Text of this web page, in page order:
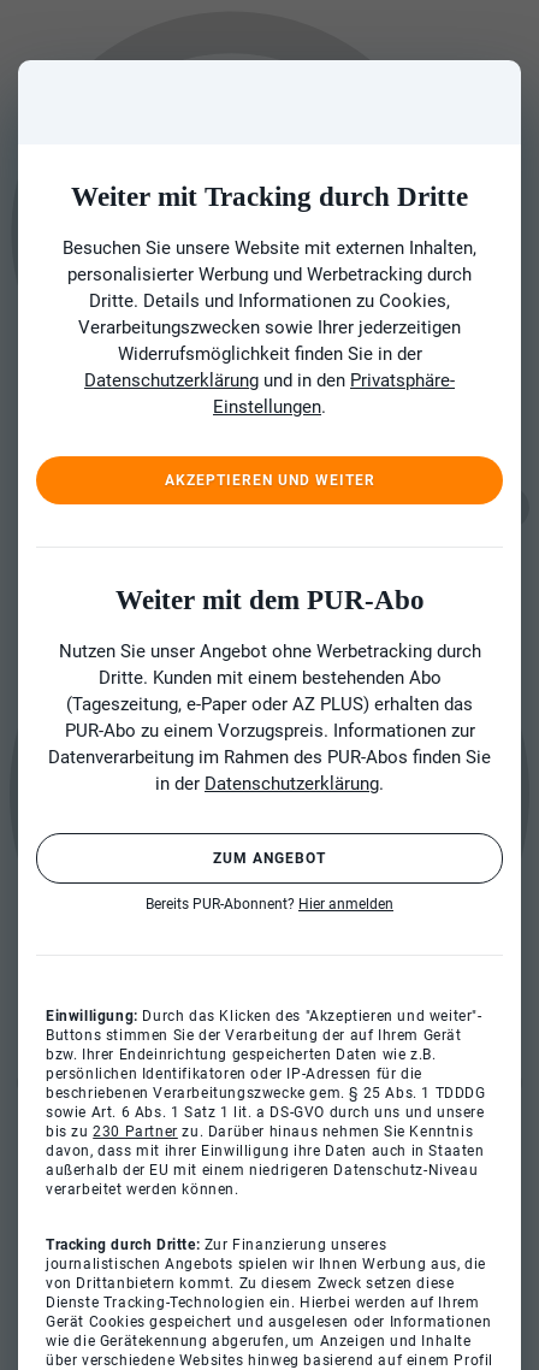
Weiter mit Tracking durch Dritte
Besuchen Sie unsere Website mit externen Inhalten,
personalisierter Werbung und Werbetracking durch
Dritte. Details und Informationen zu Cookies,
Verarbeitungszwecken sowie Ihrer jederzeitigen
Widerrufsmöglichkeit finden Sie in der
Datenschutzerklärung und in den Privatsphäre-
Einstellungen.
AKZEPTIEREN UND WEITER
Weiter mit dem PUR-Abo
Nutzen Sie unser Angebot ohne Werbetracking durch
Dritte. Kunden mit einem bestehenden Abo
(Tageszeitung, e-Paper oder AZ PLUS) erhalten das
PUR-Abo zu einem Vorzugspreis. Informationen zur
Datenverarbeitung im Rahmen des PUR-Abos finden Sie
in der Datenschutzerklärung.
ZUM ANGEBOT
Bereits PUR-Abonnent? Hier anmelden
Einwilligung: Durch das Klicken des "Akzeptieren und weiter"-
Buttons stimmen Sie der Verarbeitung der auf Ihrem Gerät
bzw. Ihrer Endeinrichtung gespeicherten Daten wie z.B.
persönlichen Identifikatoren oder IP-Adressen für die
beschriebenen Verarbeitungszwecke gem. § 25 Abs. 1 TDDDG
sowie Art. 6 Abs. 1 Satz 1 lit. a DS-GVO durch uns und unsere
bis zu230 Partner zu. Darüber hinaus nehmen Sie Kenntnis
davon, dass mit ihrer Einwilligung ihre Daten auch in Staaten
außerhalb der EU mit einem niedrigeren Datenschutz-Niveau
verarbeitet werden können.
Tracking durch Dritte: Zur Finanzierung unseres
journalistischen Angebots spielen wir Ihnen Werbung aus, die
von Drittanbietern kommt. Zu diesem Zweck setzen diese
Dienste Tracking-Technologien ein. Hierbei werden auf Ihrem
Gerät Cookies gespeichert und ausgelesen oder Informationen
wie die Gerätekennung abgerufen, um Anzeigen und Inhalte
über verschiedene Websites hinweg basierend auf einem Profil